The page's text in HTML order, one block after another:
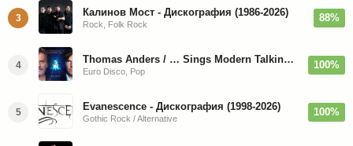
3 Калинов Мост - Дискография (1986-2026)
Rock, Folk Rock
88%
4 Thomas Anders / … Sings Modern Talking: The Best hi-res
Euro Disco, Pop
100%
5 Evanescence - Дискография (1998-2026)
Gothic Rock / Alternative
100%